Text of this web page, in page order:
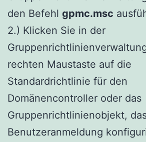
den Befehl gpmc.msc
2.) Klicken Sie in der
rechten Maustaste auf die
Standardrichtlinie für den
Domänencontroller oder das
Gruppenrichtlinienobjekt,
Benutzeranmeldung